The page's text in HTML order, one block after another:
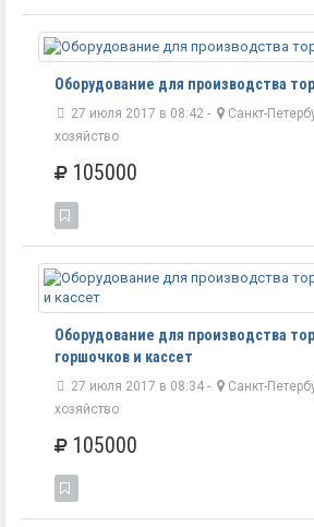
Оборудование для производства
27 июля 2017 в 08:42 - Санкт-
хозяйство
105000
Оборудование для производства
горшочков и кассет
27 июля 2017 в 08:34 - Санкт-
хозяйство
105000